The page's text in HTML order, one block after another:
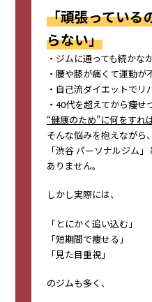
「頑張っている
らない」
・ジムに通っても続かな
・腰や膝が痛くて運動が
・自己流ダイエットでリ
・40代を超えてから痩せ
“健康のため”に何をすれ
そんな悩みを抱えながら、
「渋谷 パーソナルジム
ありません。
しかし実際には、
「とにかく追い込む」
「短期間で痩せる」
「見た目重視」
のジムも多く、